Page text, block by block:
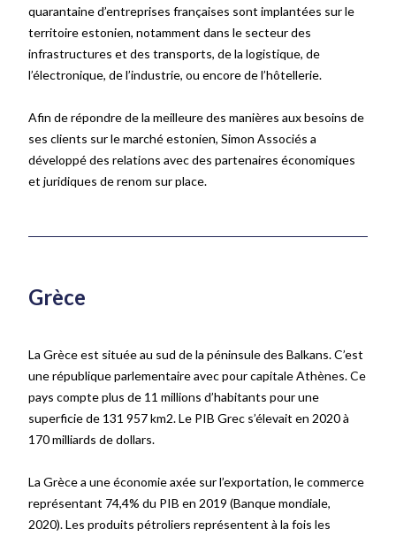
quarantaine d’entreprises françaises sont implantées sur le
territoire estonien, notamment dans le secteur des
infrastructures et des transports, de la logistique, de
l’électronique, de l’industrie, ou encore de l’hôtellerie.
Afin de répondre de la meilleure des manières aux besoins de
ses clients sur le marché estonien, Simon Associés a
développé des relations avec des partenaires économiques
et juridiques de renom sur place.
Grèce
La Grèce est située au sud de la péninsule des Balkans. C’est
une république parlementaire avec pour capitale Athènes. Ce
pays compte plus de 11 millions d’habitants pour une
superficie de 131 957km2. Le PIB Grec s’élevait en 2020 à
170 milliards de dollars.
La Grèce a une économie axée sur l’exportation, le commerce
représentant 74,4% du PIB en 2019 (Banque mondiale,
2020). Les produits pétroliers représentent à la fois les